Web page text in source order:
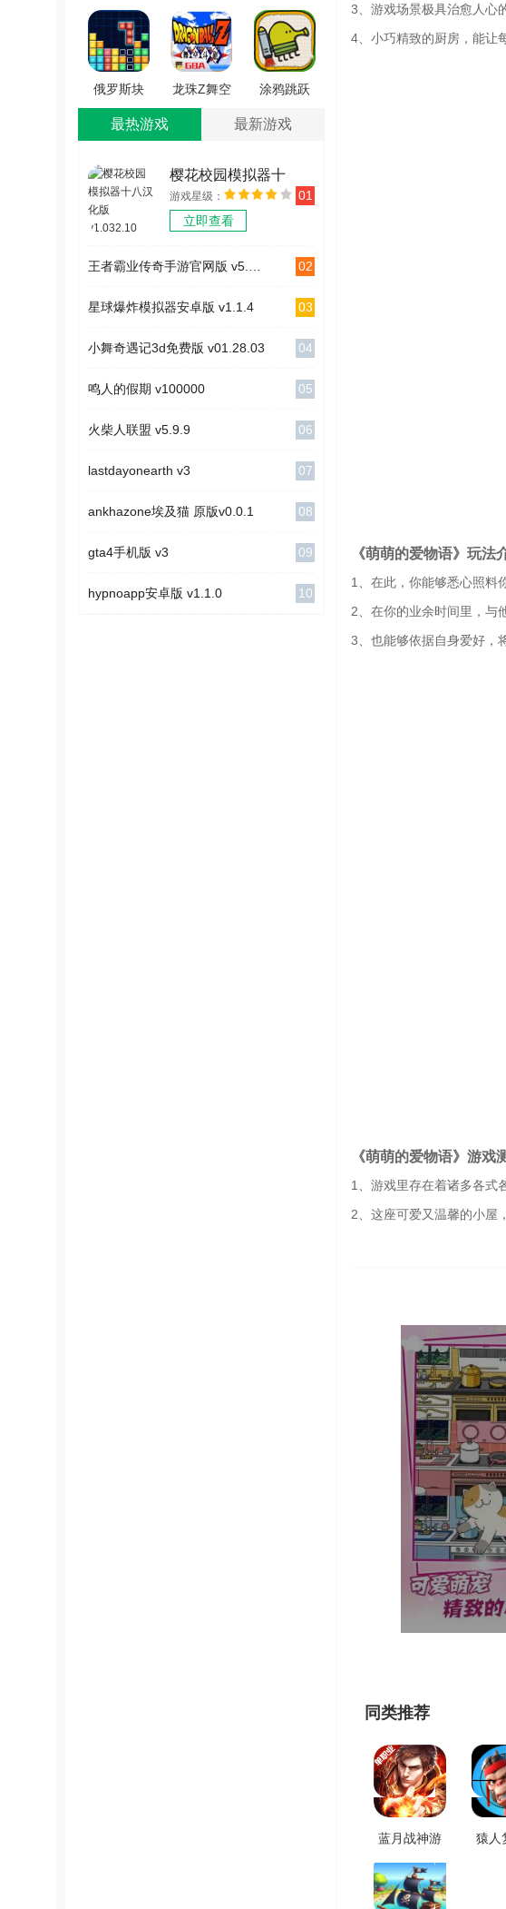
正版
V1.0.0
戏官方最
新版 V1.0
卓版
v1.0.3
俄罗斯块
魂 V1.0.0
龙珠Z舞空
斗剧
涂鸦跳跃
最热游戏 最新游戏
樱花校园模拟器十
八汉化版 v1.032.10
游戏星级：
立即查看
01
02
星球爆炸模拟器安卓版 v1.1.4 03
小舞奇遇记3d免费版 v01.28.03 04
鸣人的假期 v100000 05
火柴人联盟 v5.9.9 06
lastdayonearth v3 07
ankhazone埃及猫 原版v0.0.1 08
gta4手机版 v3 09
hypnoapp安卓版 v1.1.0 10
3、游戏场景极具治愈人心
4、小巧精致的厨房，能让
《萌萌的爱物语》玩法
1、在此，你能够悉心照料
2、在你的业余时间里，与
3、也能够依据自身爱好，
《萌萌的爱物语》游戏
1、游戏里存在着诸多各式
2、这座可爱又温馨的小屋
同类推荐
蓝月战神游
戏纯净版
V1.2.125
猿人